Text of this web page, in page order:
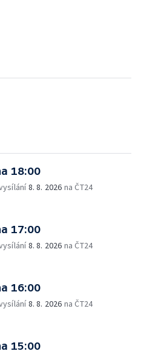
18:00
8. 8. 2026 na ČT24
17:00
8. 8. 2026 na ČT24
16:00
8. 8. 2026 na ČT24
15:00